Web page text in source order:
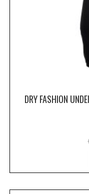
DRY FASHION